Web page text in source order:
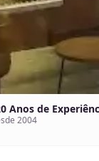
Anos de
2004